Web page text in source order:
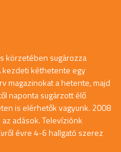
körzetében sugározza
kezdeti kéthetente egy
magazinokat a hetente, majd
naponta sugárzott élő
is elérhetők vagyunk. 2008
adások. Televíziónk
évre 4-6 hallgató szerez